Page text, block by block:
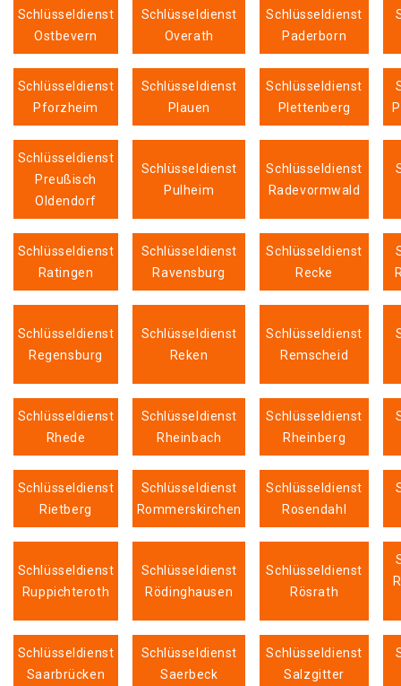
Schlüsseldienst
Ostbevern
Schlüsseldienst
Overath
Schlüsseldienst
Paderborn
Schlüsseldienst
Pforzheim
Schlüsseldienst
Plauen
Schlüsseldienst
Plettenberg
Schlüsseldienst
Preußisch
Oldendorf
Schlüsseldienst
Pulheim
Schlüsseldienst
Radevormwald
Schlüsseldienst
Ratingen
Schlüsseldienst
Ravensburg
Schlüsseldienst
Recke
Schlüsseldienst
Regensburg
Schlüsseldienst
Reken
Schlüsseldienst
Remscheid
Schlüsseldienst
Rhede
Schlüsseldienst
Rheinbach
Schlüsseldienst
Rheinberg
Schlüsseldienst
Rietberg
Schlüsseldienst
Rommerskirchen
Schlüsseldienst
Rosendahl
Schlüsseldienst
Ruppichteroth
Schlüsseldienst
Rödinghausen
Schlüsseldienst
Rösrath
Schlüsseldienst
Saarbrücken
Schlüsseldienst
Saerbeck
Schlüsseldienst
Salzgitter